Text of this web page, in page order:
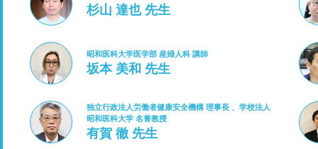
杉山 達也 先生
昭和医科大学医学部 産婦人科 講師
坂本 美和 先生
独立行政法人労働者健康安全機構 理事長 、学校法人
昭和医科大学 名誉教授
有賀 徹 先生